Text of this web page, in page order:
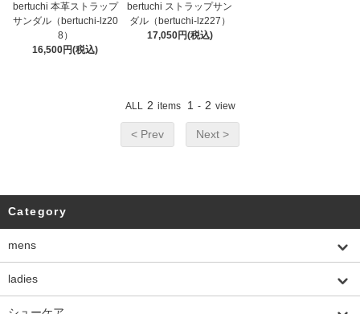
bertuchi 本革ストラップ
サンダル（bertuchi-lz20
8）
16,500円(税込)
bertuchi ストラップサン
ダル（bertuchi-lz227）
17,050円(税込)
ALL 2 items 1 - 2 view
< Prev Next >
Category
mens
ladies